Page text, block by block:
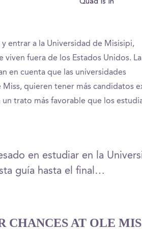
Quad Is In
entrar a la Universidad de Misisipi,
fuera de los Estados Unidos.
en cuenta que las universidades
quieren tener más candidatos
un trato más favorable que los
en estudiar en la
guía hasta el final…
CHANCES AT OLE